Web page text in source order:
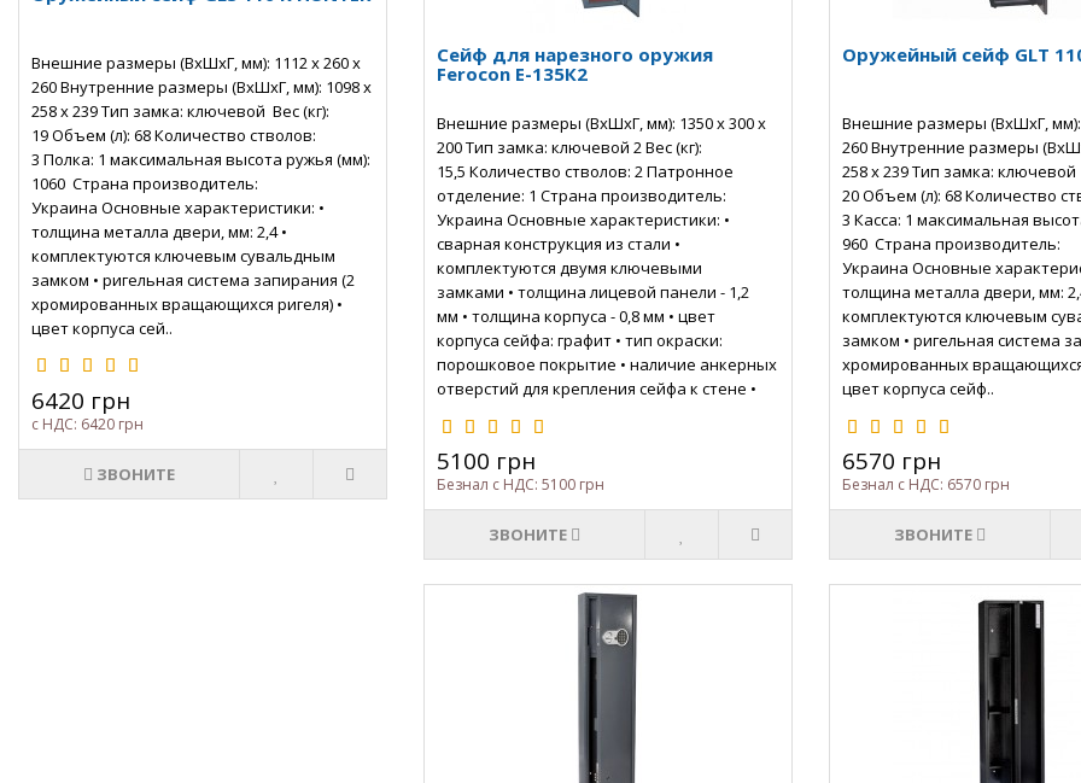
Внешние размеры (ВхШхГ, мм): 1112 х 260 х
260 Внутренние размеры (ВхШхГ, мм): 1098 х
258 х 239 Тип замка: ключевой Вес (кг):
19 Объем (л): 68 Количество стволов:
3 Полка: 1 максимальная высота ружья (мм):
1060 Страна производитель:
Украина Основные характеристики: •
толщина металла двери, мм: 2,4 •
комплектуются ключевым сувальдным
замком • ригельная система запирания (2
хромированных вращающихся ригеля) •
цвет корпуса сей..
6420 грн
с НДС: 6420 грн
ЗВОНИТЕ
Сейф для нарезного оружия
Ferocon Е-135К2
Внешние размеры (ВхШхГ, мм): 1350 х 300 х
200 Тип замка: ключевой 2 Вес (кг):
15,5 Количество стволов: 2 Патронное
отделение: 1 Страна производитель:
Украина Основные характеристики: •
сварная конструкция из стали •
комплектуются двумя ключевыми
замками • толщина лицевой панели - 1,2
мм • толщина корпуса - 0,8 мм • цвет
корпуса сейфа: графит • тип окраски:
порошковое покрытие • наличие анкерных
отверстий для крепления сейфа к стене •
5100 грн
Безнал с НДС: 5100 грн
ЗВОНИТЕ
Оружейный сейф GLT
Внешние размеры (ВхШхГ, мм):
260 Внутренние размеры
258 х 239 Тип замка: ключевой
20 Объем (л): 68 Количество
3 Касса: 1 максимальная
960 Страна производитель:
Украина Основные
толщина металла двери, мм:
комплектуются ключевым
замком • ригельная система
хромированных вращающихся
цвет корпуса сейф..
6570 грн
Безнал с НДС: 6570 грн
ЗВОНИТЕ